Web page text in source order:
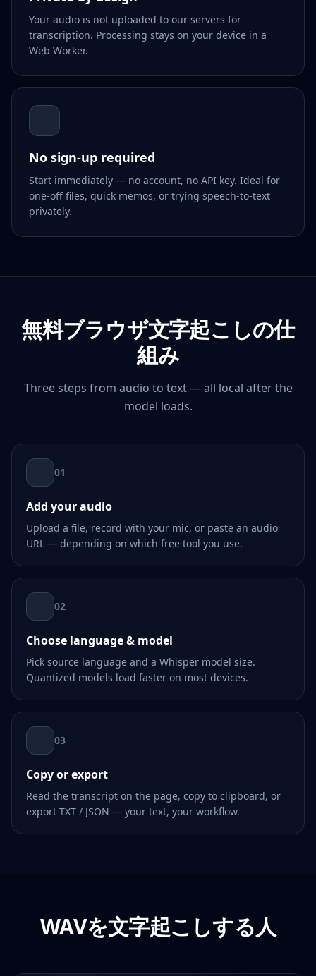
Your audio is not uploaded to our servers for
transcription. Processing stays on your device in a
Web Worker.
No sign-up required
Start immediately — no account, no API key. Ideal for
one-off files, quick memos, or trying speech-to-text
privately.
無料ブラウザ文字起こしの仕
組み
Three steps from audio to text — all local after the
model loads.
01
Add your audio
Upload a file, record with your mic, or paste an audio
URL — depending on which free tool you use.
02
Choose language & model
Pick source language and a Whisper model size.
Quantized models load faster on most devices.
03
Copy or export
Read the transcript on the page, copy to clipboard, or
export TXT / JSON — your text, your workflow.
WAVを文字起こしする人